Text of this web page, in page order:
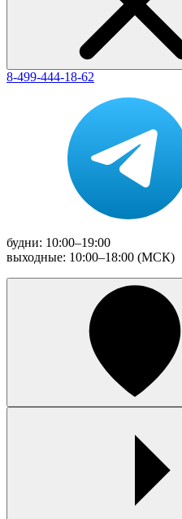
8-499-444-18-62
будни: 10:00–19:00
выходные: 10:00–18:00 (МСК)